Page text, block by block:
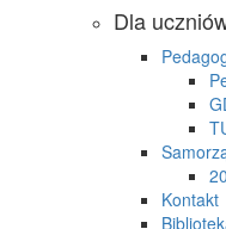
Dla
Kontakt